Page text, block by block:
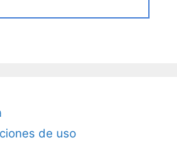
de uso